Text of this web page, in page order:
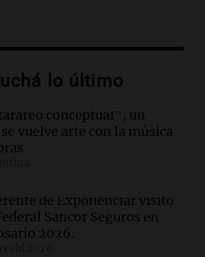
startup de robótica Atoms
y Atlético Tucumán se
de la Copa Argentina:
israelíes en Líbano,
incidente mortal desde
lo último
conceptual", un
vuelve arte con la música
de Exponenciar visitó
Sancor Seguros en
2026.